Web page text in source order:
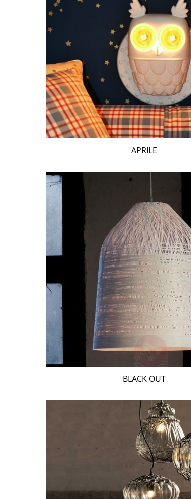
APRILE
BLACK OUT